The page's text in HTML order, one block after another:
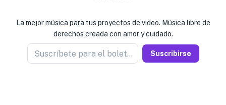
La mejor música para tus proyectos de video. Música libre de
derechos creada con amor y cuidado.
Suscríbete para el boletín Suscribirse